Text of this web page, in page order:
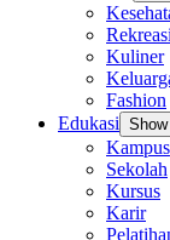
Rekreasi
Kuliner
Fashion
Edukasi
Kampus
Sekolah
Kursus
Karir